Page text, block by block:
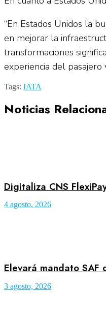
“En Estados Unidos la
en mejorar la
transformaciones
experiencia del pasajero
Tags: IATA
Noticias
Digitaliza CNS
4 agosto, 2026
Elevará mandato SAF
3 agosto, 2026